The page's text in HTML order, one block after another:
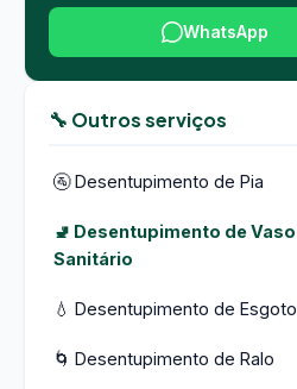
WhatsApp
🔧 Outros serviços
🚰 Desentupimento de Pia
🚽 Desentupimento de Vaso
Sanitário
💧 Desentupimento de Esgoto
🌀 Desentupimento de Ralo